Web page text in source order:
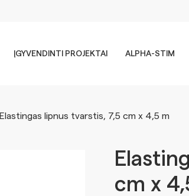
ĮGYVENDINTI PROJEKTAI ALPHA-STIM
lipnus tvarstis, 7,5 cm x 4,5 m
cm x